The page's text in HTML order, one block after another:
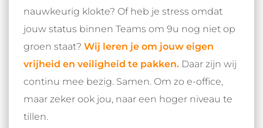
nauwkeurig klokte? Of heb je stress omdat
jouw status binnen Teams om 9u nog niet op
groen staat? Wij leren je om jouw eigen
vrijheid en veiligheid te pakken. Daar zijn wij
continu mee bezig. Samen. Om zo e-office,
maar zeker ook jou, naar een hoger niveau te
tillen.